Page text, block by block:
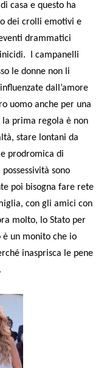
casa e questo ha
dei crolli emotivi e
drammatici
I campanelli
le donne non li
dall’amore
uomo anche per una
la prima regola è non
stare lontani da
prodromica di
sono
poi bisogna fare rete
con gli amici con
molto, lo Stato per
è un monito che io
inasprisca le pene